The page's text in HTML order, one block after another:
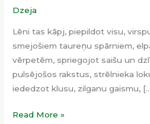
Dzeja
Lēni tas kāpj, piepildot visu,
smejošiem taureņu spārniem,
vērpetēm, spriegojot saišu un
pulsējošos rakstus, strēlnieka
iededzot klusu, zilganu gaismu,
Read More »